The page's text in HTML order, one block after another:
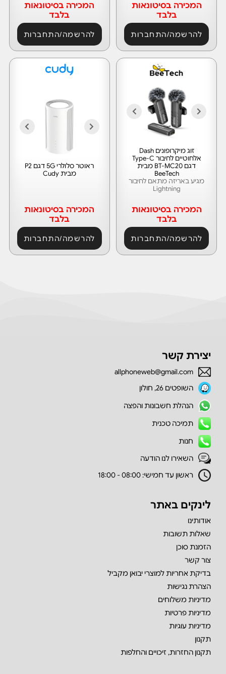
המכירה בסיטונאות
בלבד
להרשמה/התחברות
המכירה בסיטונאות
בלבד
להרשמה/התחברות
מגיע באריזה מתאם לחיבור
Lightning
זוג מיקרופונים Dash
אלחוטיים לחיבור Type-C
דגם BT-MC20 מבית
BeeTech
המכירה בסיטונאות
בלבד
להרשמה/התחברות
ראוטר סלולרי 5G דגם P2
מבית Cudy
המכירה בסיטונאות
בלבד
להרשמה/התחברות
יצירת קשר
allphoneweb@gmail.com
השופטים 26, חולון
הנהלת חשבונות והפצה
תמיכה טכנית
חנות
השאירו לנו הודעה
ראשון עד חמישי: 08:00 - 18:00
לינקים באתר
אודותינו
שאלות תשובות
הזמנת סוכן
צור קשר
בדיקת אחריות למוצרי יבואן מקביל
הצהרת נגישות
מדיניות משלוחים
מדיניות פרטיות
מדיניות עוגיות
תקנון
תקנון החזרות, זיכויים והחלפות